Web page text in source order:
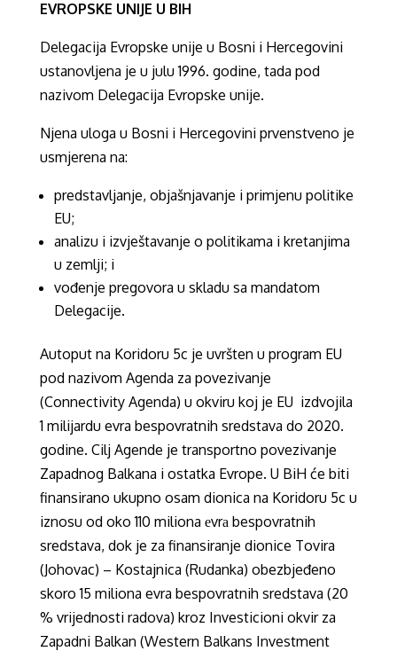
EVROPSKE UNIJE U BIH
Delegacija Evropske unije u Bosni i Hercegovini
ustanovljena je u julu 1996. godine, tada pod
nazivom Delegacija Evropske unije.
Njena uloga u Bosni i Hercegovini prvenstveno je
usmjerena na:
predstavljanje, objašnjavanje i primjenu politike
EU;
analizu i izvještavanje o politikama i kretanjima
u zemlji; i
vođenje pregovora u skladu sa mandatom
Delegacije.
Autoput na Koridoru 5c je uvršten u program EU
pod nazivom Agenda za povezivanje
(Connectivity Agenda) u okviru koj je EU izdvojila
1 milijardu evra bespovratnih sredstava do 2020.
godine. Cilj Agende je transportno povezivanje
Zapadnog Balkana i ostatka Evrope. U BiH će biti
finansirano ukupno osam dionica na Koridoru 5c u
iznosu od oko 110 miliona еvrа bespovratnih
sredstava, dok je za finansiranje dionice Tovira
(Johovac) – Kostajnica (Rudanka) obezbjeđeno
skoro 15 miliona evra bespovratnih sredstava (20
% vrijednosti radova) kroz Investicioni okvir za
Zapadni Balkan (Western Balkans Investment